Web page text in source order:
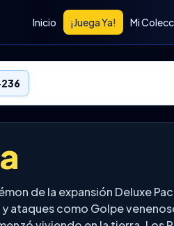
Inicio ¡Juega Ya! Mi
de la expansión Deluxe
ataques como Golpe